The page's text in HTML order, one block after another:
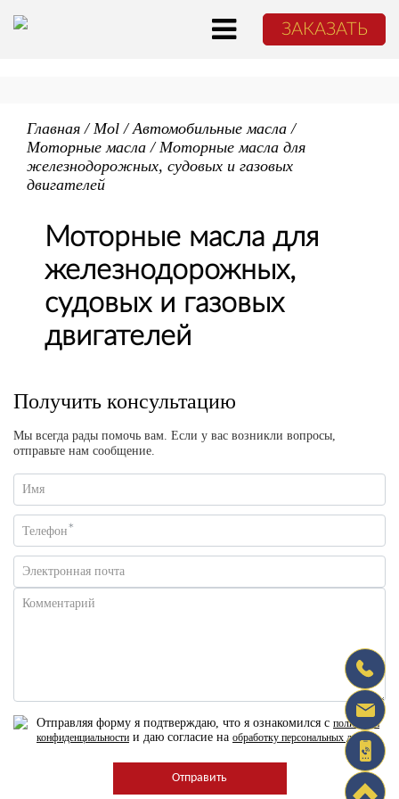
ЗАКАЗАТЬ
Главная /Mol /Автомобильные масла /
Моторные масла /Моторные масла для
железнодорожных, судовых и газовых
двигателей
Моторные масла для
железнодорожных,
судовых и газовых
двигателей
Получить консультацию
Мы всегда рады помочь вам. Если у вас возникли вопросы,
отправьте нам сообщение.
Имя
Телефон*
Электронная почта
Комментарий
Отправляя форму я подтверждаю, что я ознакомился с политикой
конфиденциальности и даю согласие на обработку персональных данных